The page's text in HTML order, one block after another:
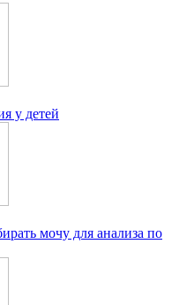
у детей
мочу для анализа по